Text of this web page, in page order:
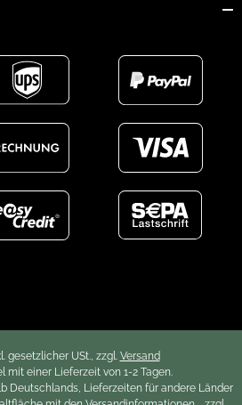
gesetzlicher USt., zzgl. Versand
mit einer Lieferzeit von 1-2 Tagen.
Deutschlands, Lieferzeiten für andere Länder